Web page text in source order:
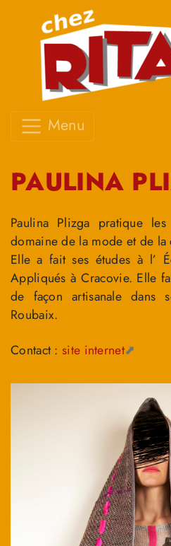
Menu
PAULINA
Paulina Plizga pratique
domaine de la mode et de la
Elle a fait ses études à l’
Appliqués à Cracovie. Elle
de façon artisanale dans
Roubaix.
Contact : site internet